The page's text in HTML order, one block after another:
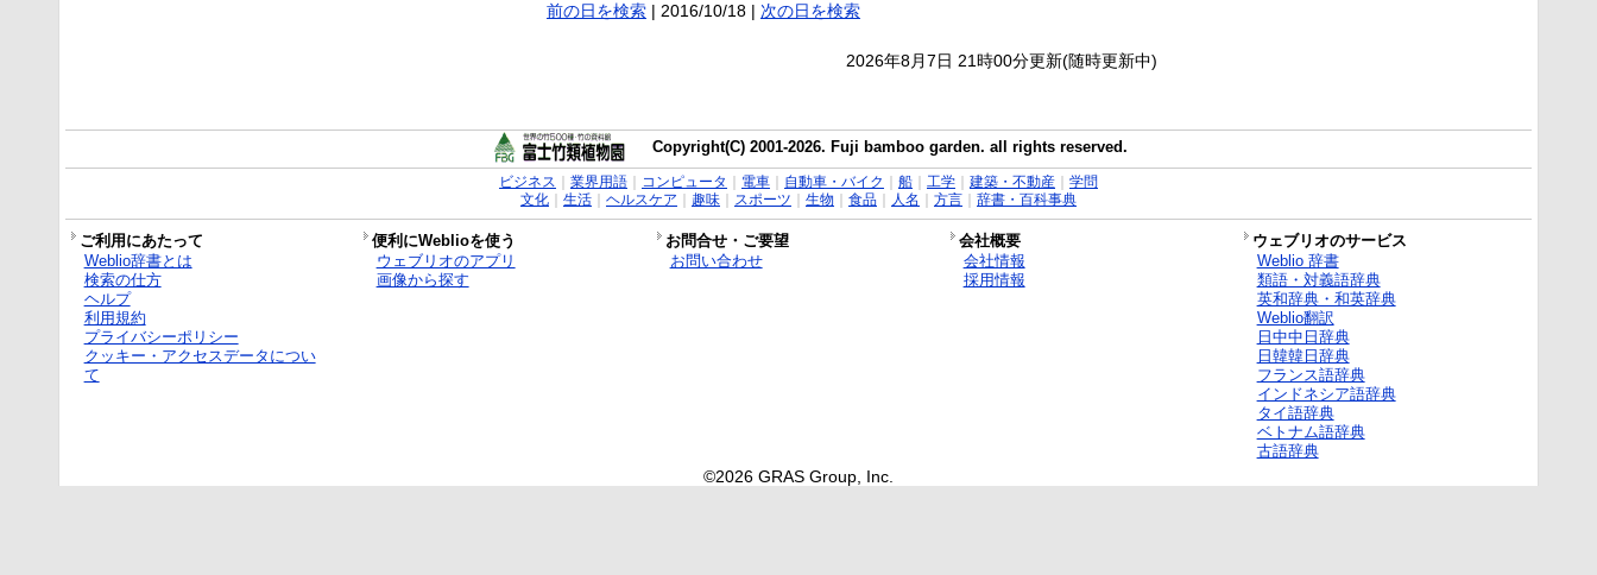
前の日を検索| 2016/10/18 | 次の日を検索
2026年8月7日 21時00分更新(随時更新中)
Copyright(C) 2001-2026. Fuji bamboo garden. all rights reserved.
ビジネス 業界用語｜ コンピュータ 電車｜ 自動車・バイク 船｜ 工学｜ 建築・不動産｜ 学問
文化｜ 生活｜ ヘルスケア 趣味｜ スポーツ 生物 食品｜ 人名 方言｜ 辞書・百科事典
ご利用にあたって 便利にWeblioを使う お問合せ・ご要望 会社概要
ウェブリオのサービス
Weblio辞書とは
検索の仕方
ヘルプ
利用規約
プライバシーポリシー
クッキー・アクセスデータについ
て
ウェブリオのアプリ
画像から探す
お問い合わせ
会社情報
採用情報
Weblio 辞書
類語・対義語辞典
英和辞典・和英辞典
Weblio翻訳
日中中日辞典
日韓韓日辞典
フランス語辞典
インドネシア語辞典
タイ語辞典
ベトナム語辞典
古語辞典
©2026 GRAS Group, Inc.